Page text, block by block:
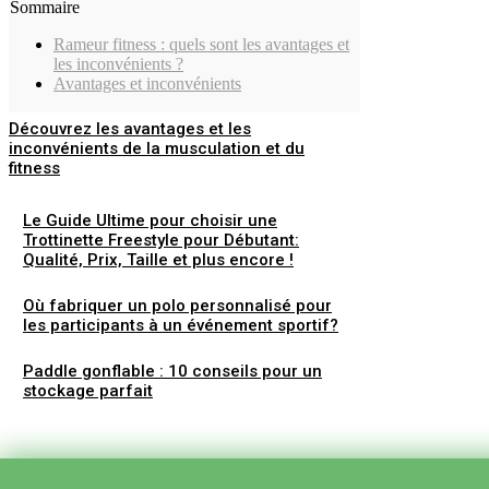
Sommaire
Rameur fitness : quels sont les avantages et
les inconvénients ?
Avantages et inconvénients
Découvrez les avantages et les
inconvénients de la musculation et du
fitness
Le Guide Ultime pour choisir une
Trottinette Freestyle pour Débutant:
Qualité, Prix, Taille et plus encore !
Où fabriquer un polo personnalisé pour
les participants à un événement sportif?
Paddle gonflable : 10 conseils pour un
stockage parfait